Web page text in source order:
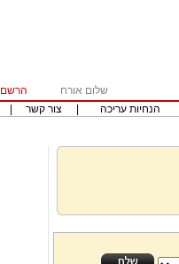
שלום אורח הרשם
הנחיות עריכה צור קשר